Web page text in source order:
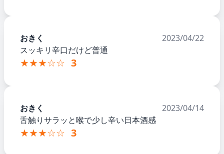
おきく
2023/04/22
スッキリ辛口だけど普通
★★★☆☆ 3
おきく
2023/04/14
舌触りサラッと喉で少し辛い日本酒感
★★★☆☆ 3